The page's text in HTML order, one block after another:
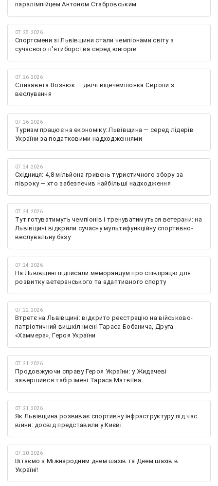
паралімпійцем Антоном Стабровським
07.28.2026
Спортсмени зі Львівщини стали чемпіонами світу з
сучасного п'ятиборства серед юніорів
07.26.2026
Єлизавета Вознюк — двічі віцечемпіонка Європи з
веслування
07.26.2026
Туризм працює на економіку: Львівщина — серед лідерів
України за податковими надходженнями
07.24.2026
Східниця: 4,8 мільйона гривень туристичного збору за
півроку — хто забезпечив найбільші надходження
07.24.2026
Тут готуватимуть чемпіонів і тренуватимуться ветерани: на
Львівщині відкрили сучасну мультифункційну спортивно-
веслувальну базу
07.24.2026
На Львівщині підписали меморандум про співпрацю для
розвитку ветеранського та адаптивного спорту
07.22.2026
Втретє на Львівщині: відкрито реєстрацію на військово-
патріотичний вишкіл імені Тараса Бобанича, Друга
«Хаммера», Героя України
07.21.2026
Продовжуючи справу Героя України: у Жидачеві
завершився табір імені Тараса Матвіїва
07.21.2026
Як Львівщина розвиває спортивну інфраструктуру під час
війни: досвід представили у Києві
07.20.2026
Вітаємо з Міжнародним днем шахів та Днем шахів в
Україні!